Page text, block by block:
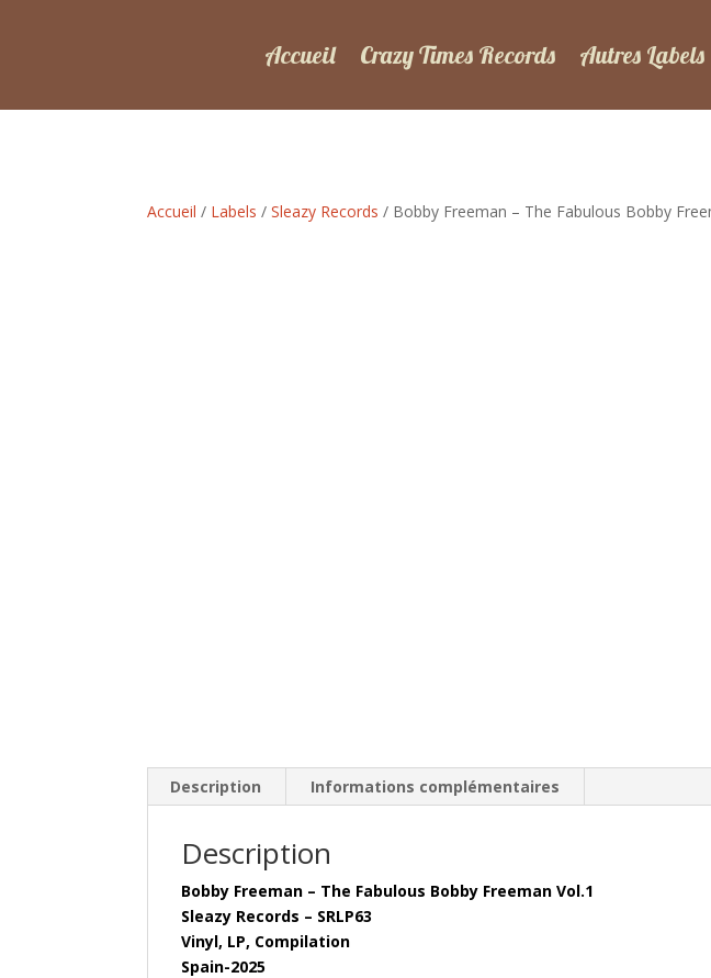
Accueil Crazy Times Records Autres Labels
Accueil / Labels /Sleazy Records / Bobby Freeman – The Fabulous Bobby
Description Informations complémentaires
Description
Bobby Freeman – The Fabulous Bobby Freeman Vol.1
Sleazy Records – SRLP63
Vinyl, LP, Compilation
Spain-2025